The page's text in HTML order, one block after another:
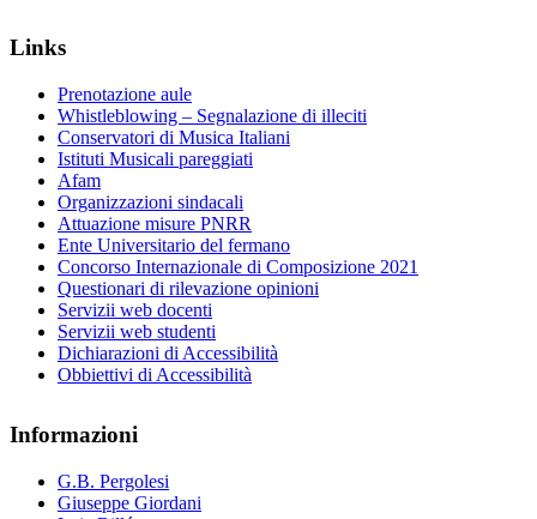
Links
Prenotazione aule
Whistleblowing – Segnalazione di illeciti
Conservatori di Musica Italiani
Istituti Musicali pareggiati
Afam
Organizzazioni sindacali
Attuazione misure PNRR
Ente Universitario del fermano
Concorso Internazionale di Composizione 2021
Questionari di rilevazione opinioni
Servizii web docenti
Servizii web studenti
Dichiarazioni di Accessibilità
Obbiettivi di Accessibilità
Informazioni
G.B. Pergolesi
Giuseppe Giordani